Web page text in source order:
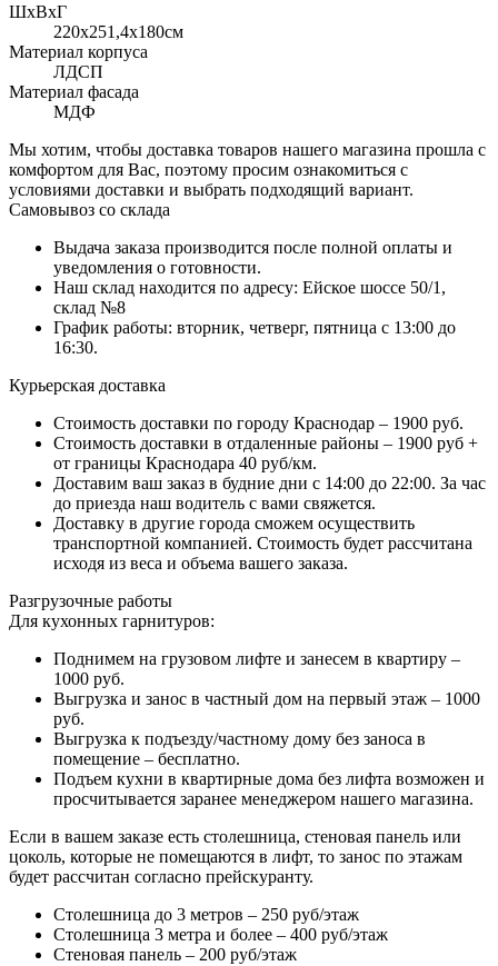
ШхВхГ
220x251,4х180см
Материал корпуса
ЛДСП
Материал фасада
МДФ
Мы хотим, чтобы доставка товаров нашего магазина прошла с
комфортом для Вас, поэтому просим ознакомиться с
условиями доставки и выбрать подходящий вариант.
Самовывоз со склада
Выдача заказа производится после полной оплаты и
уведомления о готовности.
Наш склад находится по адресу: Ейское шоссе 50/1,
склад №8
График работы: вторник, четверг, пятница с 13:00 до
16:30.
Курьерская доставка
Стоимость доставки по городу Краснодар – 1900 руб.
Стоимость доставки в отдаленные районы – 1900 руб +
от границы Краснодара 40 руб/км.
Доставим ваш заказ в будние дни с 14:00 до 22:00. За час
до приезда наш водитель с вами свяжется.
Доставку в другие города сможем осуществить
транспортной компанией. Стоимость будет рассчитана
исходя из веса и объема вашего заказа.
Разгрузочные работы
Для кухонных гарнитуров:
Поднимем на грузовом лифте и занесем в квартиру –
1000 руб.
Выгрузка и занос в частный дом на первый этаж – 1000
руб.
Выгрузка к подъезду/частному дому без заноса в
помещение – бесплатно.
Подъем кухни в квартирные дома без лифта возможен и
просчитывается заранее менеджером нашего магазина.
Если в вашем заказе есть столешница, стеновая панель или
цоколь, которые не помещаются в лифт, то занос по этажам
будет рассчитан согласно прейскуранту.
Столешница до 3 метров – 250 руб/этаж
Столешница 3 метра и более – 400 руб/этаж
Стеновая панель – 200 руб/этаж